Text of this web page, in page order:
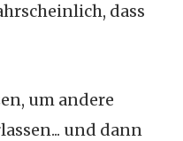
dass
um andere
und dann